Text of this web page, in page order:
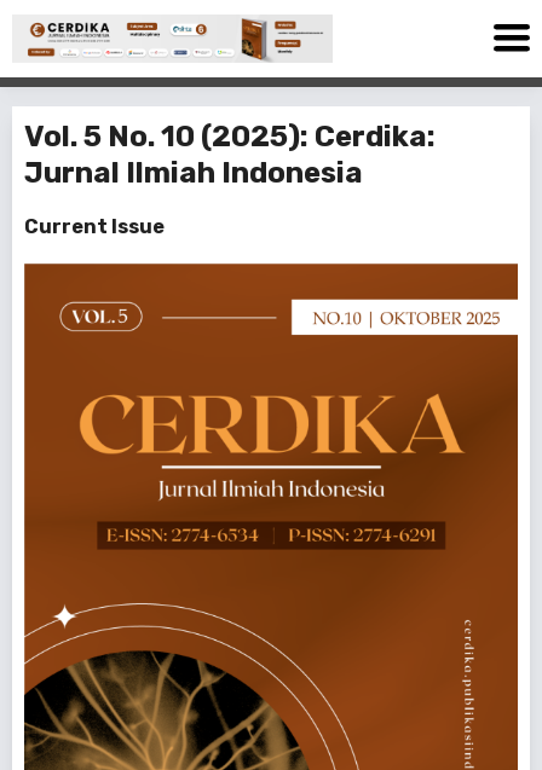
Vol. 5 No. 10 (2025): Cerdika:
Jurnal Ilmiah Indonesia
Current Issue